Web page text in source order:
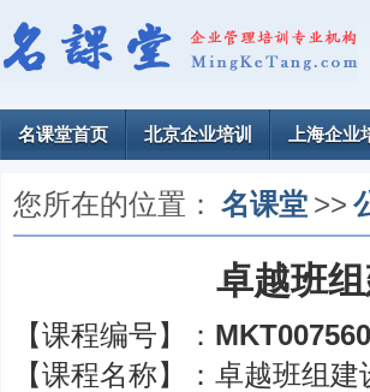
名课堂首页 北京企业培训 上海企业
您所在的位置： 名课堂 >>
卓越班
【课程编号】： MKT007560
【课程名称】： 卓越班组建